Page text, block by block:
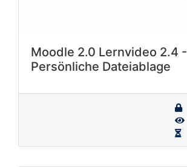
Moodle 2.0 Lernvideo 2.4 -
Persönliche Dateiablage